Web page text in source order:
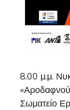
8.00 μ.μ.
Σωματείο